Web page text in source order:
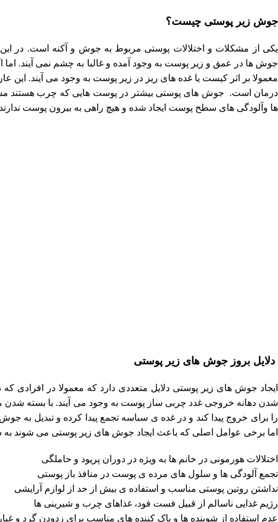
جوش زیر پوستی چیست؟
یکی از مشکلات و اختلالات پوستی مربوط به جوش و آکنه است. در
جوش ها در عمق و زیر پوست به وجود آمده و غالبا به چشم نمی آیند.
معمولا بر اثر کیست یا غده های ریز در زیر پوست به وجود می آیند.
درمان است. جوش های پوستی بیشتر در پوست هایی که چرب هستند
ها وآلودگی های سطح پوست ایجاد شده و هیچ راهی به بیرون پوست
دلایل بروز جوش های زیر پوستی
ایجاد جوش های زیر پوستی دلایل متعددی دارد که معمولا در افرادی
شدن دهانه خروجی غدد چربی ساز پوست به وجود می آیند. با بسته شدن
را برای خروج پیدا کند و در غده ی سباسه تجمع پیدا کرده و تبدیل به
اما برخی عوامل اصلی که باعث ایجاد جوش های زیر پوستی می شوند
اختلالات هورمونی در خانم ها به ویژه در دوران پریود و حاملگی
تجمع آلودگی ها و سلول های مرده ی پوست در منافذ باز پوستی
نداشتن روتین پوستی مناسب و استفاده ی بیش از حد از لوازم آرایشی
رژیم غذایی ناسالم از قبیل فست فود، غذاهای چرب و شیرینی ها
عدم استفاده از شوینده ها و پاک کننده های مناسب برای زدودن گرد و